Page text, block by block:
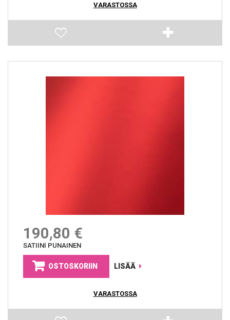
VARASTOSSA
190,80 €
SATIINI PUNAINEN
OSTOSKORIIN LISÄÄ
VARASTOSSA